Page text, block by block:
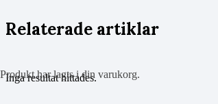
Produkthar lagts i din varukorg.
Relaterade artiklar
Inga resultat hittades.